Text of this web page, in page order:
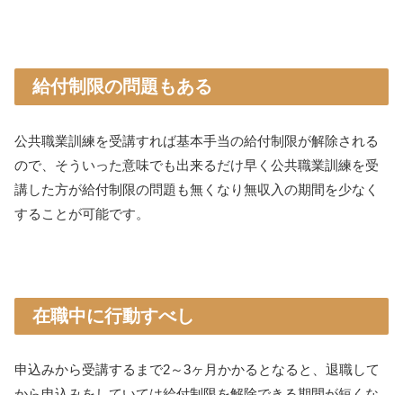
給付制限の問題もある
公共職業訓練を受講すれば基本手当の給付制限が解除される
ので、そういった意味でも出来るだけ早く公共職業訓練を受
講した方が給付制限の問題も無くなり無収入の期間を少なく
することが可能です。
在職中に行動すべし
申込みから受講するまで2～3ヶ月かかるとなると、退職して